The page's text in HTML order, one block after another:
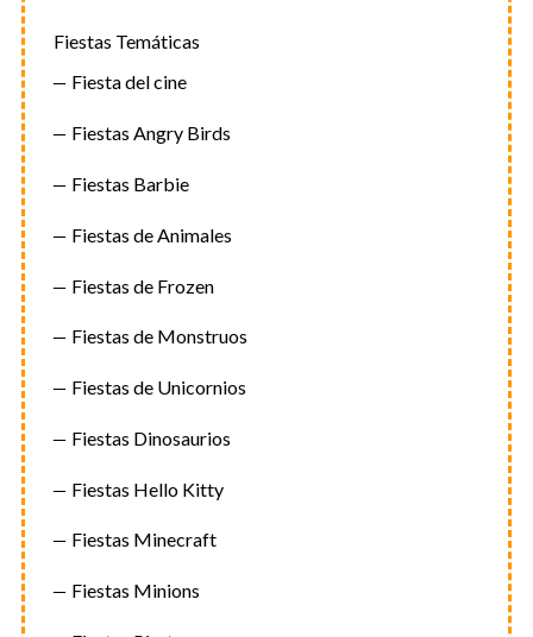
Fiestas Temáticas
Fiesta del cine
Fiestas Angry Birds
Fiestas Barbie
Fiestas de Animales
Fiestas de Frozen
Fiestas de Monstruos
Fiestas de Unicornios
Fiestas Dinosaurios
Fiestas Hello Kitty
Fiestas Minecraft
Fiestas Minions